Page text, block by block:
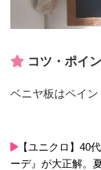
コツ・ポイ
ベニヤ板はペイン
【ユニクロ】40
ーデ』が大正解。